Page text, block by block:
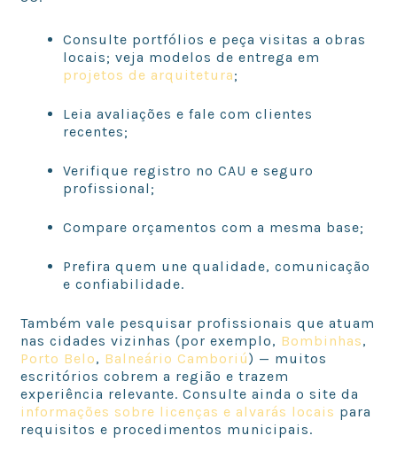
Consulte portfólios e peça visitas a obras
locais; veja modelos de entrega em
projetos de arquitetura;
Leia avaliações e fale com clientes
recentes;
Verifique registro no CAU e seguro
profissional;
Compare orçamentos com a mesma base;
Prefira quem une qualidade, comunicação
e confiabilidade.
Também vale pesquisar profissionais que atuam
nas cidades vizinhas (por exemplo, Bombinhas,
Porto Belo, Balneário Camboriú) — muitos
escritórios cobrem a região e trazem
experiência relevante. Consulte ainda o site da
informações sobre licenças e alvarás locais para
requisitos e procedimentos municipais.